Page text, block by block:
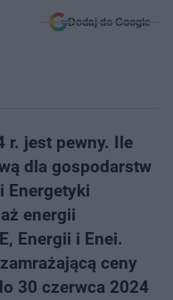
Dodaj do Google
r. jest pewny. Ile
dla gospodarstw
Energetyki
energii
Energii i Enei.
ceny
30 czerwca 2024